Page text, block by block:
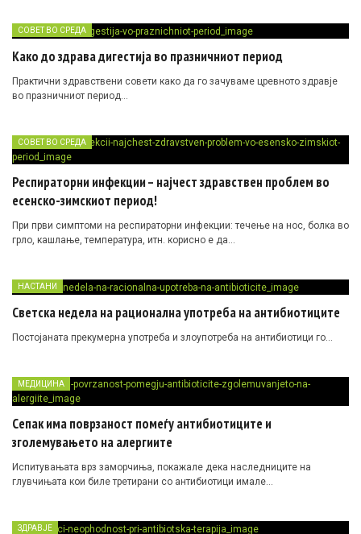
СОВЕТ ВО СРЕДА
Како до здрава дигестија во празничниот период
Практични здравствени совети како да го зачуваме цревното здравје
во празничниот период…
СОВЕТ ВО СРЕДА
Респираторни инфекции – најчест здравствен проблем во
есенско-зимскиот период!
При први симптоми на респираторни инфекции: течење на нос, болка во
грло, кашлање, температура, итн. корисно е да…
НАСТАНИ
Светска недела на рационална употреба на антибиотиците
Постојаната прекумерна употреба и злоупотреба на антибиотици го…
МЕДИЦИНА
Сепак има поврзаност помеѓу антибиотиците и
зголемувањето на алергиите
Испитувањата врз заморчиња, покажале дека наследниците на
глувчињата кои биле третирани со антибиотици имале…
ЗДРАВЈЕ